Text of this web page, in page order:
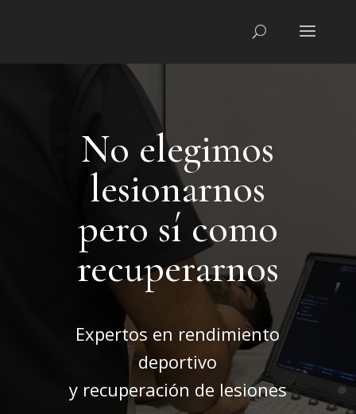
No elegimos
lesionarnos
pero sí como
recuperarnos
Expertos en rendimiento
deportivo
y recuperación de lesiones